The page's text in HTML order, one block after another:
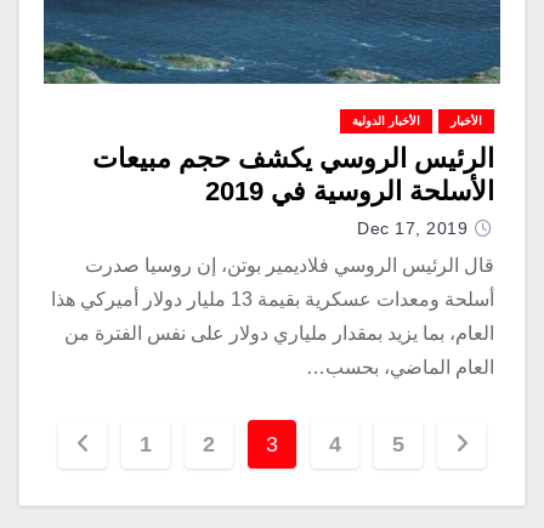
الأخبار الأخبار الدولية
الرئيس الروسي يكشف حجم مبيعات
الأسلحة الروسية في 2019
Dec 17, 2019
قال الرئيس الروسي فلاديمير بوتن، إن روسيا صدرت
أسلحة ومعدات عسكرية بقيمة 13 مليار دولار أميركي هذا
العام، بما يزيد بمقدار ملياري دولار على نفس الفترة من
العام الماضي، بحسب…
1 2 3 4 5